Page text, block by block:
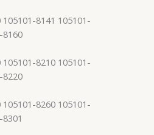
8141 105101-
8160
8210 105101-
8220
8260 105101-